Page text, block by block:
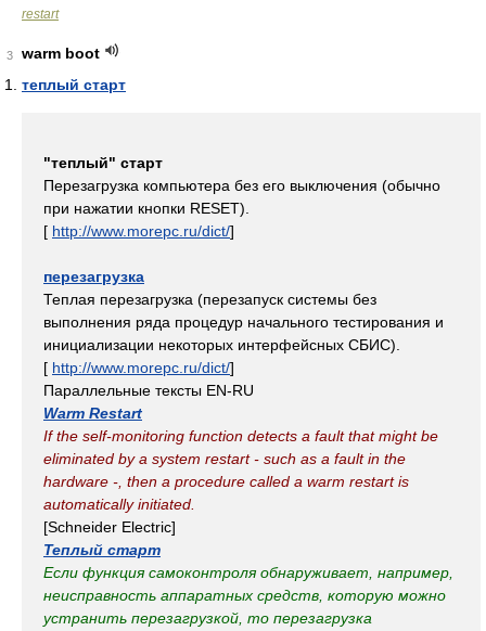
restart
3
warm boot
теплый старт
"теплый" старт
Перезагрузка компьютера без его выключения (обычно
при нажатии кнопки RESET).
[ http://www.morepc.ru/dict/]
перезагрузка
Теплая перезагрузка (перезапуск системы без
выполнения ряда процедур начального тестирования и
инициализации некоторых интерфейсных СБИС).
[ http://www.morepc.ru/dict/]
Параллельные тексты EN-RU
Warm Restart
If the self-monitoring function detects a fault that might be
eliminated by a system restart - such as a fault in the
hardware -, then a procedure called a warm restart is
automatically initiated.
[Schneider Electric]
Теплый старт
Если функция самоконтроля обнаруживает, например,
неисправность аппаратных средств, которую можно
устранить перезагрузкой, то перезагрузка